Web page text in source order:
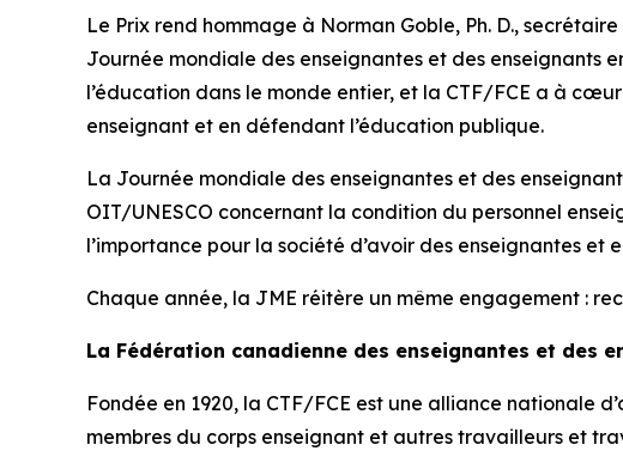
Le Prix rend hommage à Norman Goble, Ph. D.,
Journée mondiale des enseignantes et des enseignants
l’éducation dans le monde entier, et la CTF/FCE a à
enseignant et en défendant l’éducation publique.
La Journée mondiale des enseignantes et des
OIT/UNESCO concernant la condition du personnel
l’importance pour la société d’avoir des enseignantes
Chaque année, la JME réitère un même engagement :
La Fédération canadienne des enseignantes et des
Fondée en 1920, la CTF/FCE est une alliance nationale
membres du corps enseignant et autres travailleurs et